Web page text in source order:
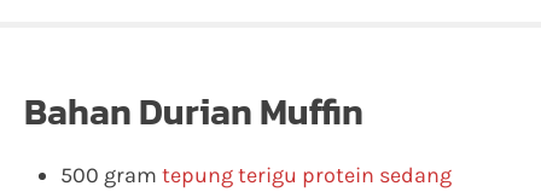
Bahan Durian Muffin
500 gram tepung terigu protein sedang